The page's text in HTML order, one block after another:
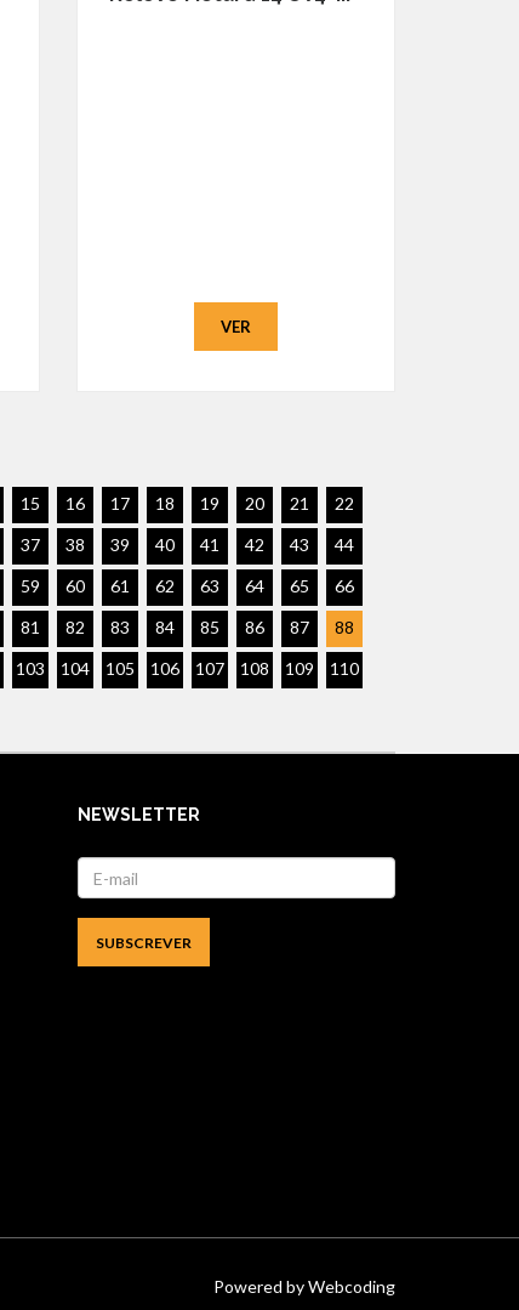
VER
15 16 17 18 19 20 21
22
37 38 39 40 41 42 43
44
59 60 61 62 63 64 65
66
81 82 83 84 85 86 87
88
103 104 105 106 107 108 109
110
NEWSLETTER
Powered byWebcoding